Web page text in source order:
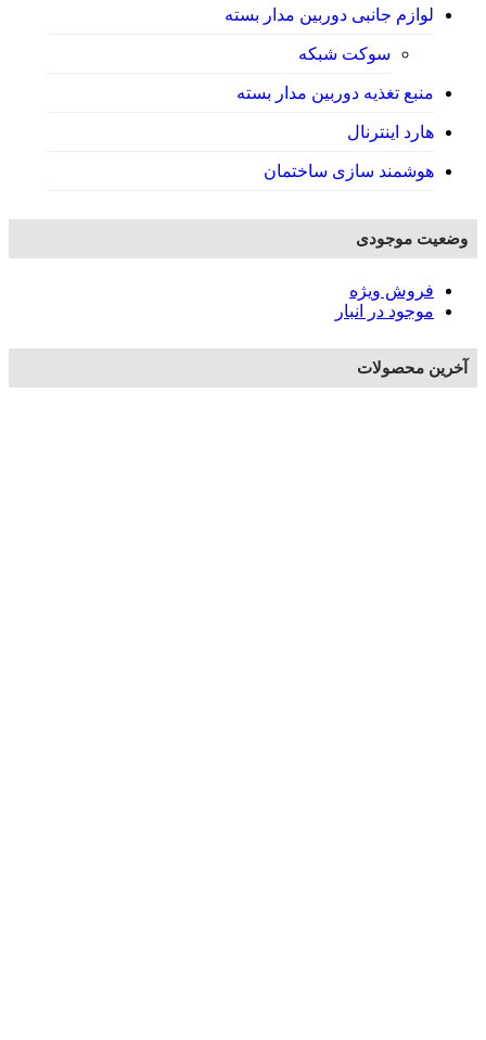
لوازم جانبی دوربین مدار بسته
سوکت شبکه
منبع تغذیه دوربین مدار بسته
هارد اینترنال
هوشمند سازی ساختمان
وضعیت موجودی
فروش ویژه
موجود در انبار
آخرین محصولات